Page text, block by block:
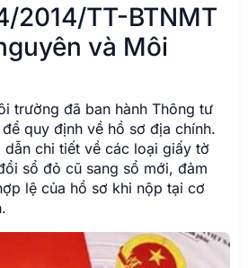
2014/TT-BTNMT
và Môi
trường đã ban hành Thông tư
quy định về hồ sơ địa chính.
chi tiết về các loại giấy tờ
sổ đỏ cũ sang sổ mới, đảm
lệ của hồ sơ khi nộp tại cơ